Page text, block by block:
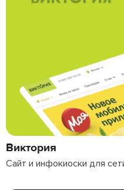
Виктория
Сайт и инфокиоски для